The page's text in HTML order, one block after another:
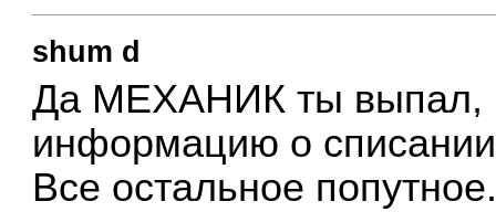
shum d
Да МЕХАНИК ты выпал,
информацию о
Все остальное